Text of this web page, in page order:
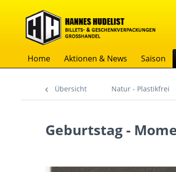
Home Aktionen & News Saison
Übersicht Natur - Plastikfrei
Geburtstag -